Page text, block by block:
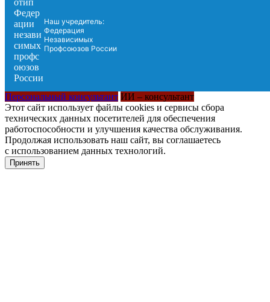
Наш учредитель:
Федерация
Независимых
Профсоюзов России
Персональный консультант ИИ – консультант
Этот сайт использует файлы cookies и сервисы сбора
технических данных посетителей для обеспечения
работоспособности и улучшения качества обслуживания.
Продолжая использовать наш сайт, вы соглашаетесь
с использованием данных технологий.
Принять